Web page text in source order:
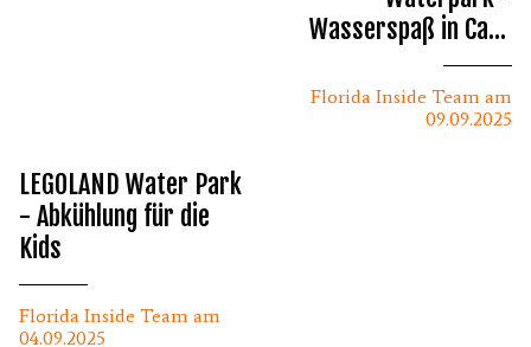
Florida Inside Team am
09.09.2025
Wasserspaß in Cape
Coral
Florida Inside Team am
04.09.2025
LEGOLAND Water Park
- Abkühlung für die
Kids